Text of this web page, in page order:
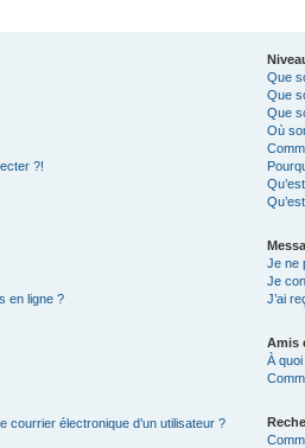
?!
en ligne ?
courrier électronique d’un utilisateur ?
Que
Que
Que
Où
Je ne
Je
J’ai
Amis
À quoi